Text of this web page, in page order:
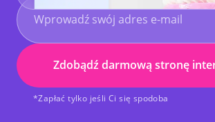
Zdobądź darmową stronę
*Zapłać tylko jeśli Ci się spodoba